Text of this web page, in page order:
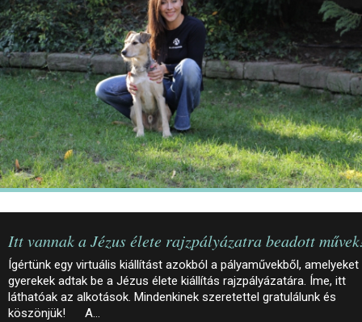
KÖZÉRDEKŰ ADATOK
Itt vannak a Jézus élete rajzpályázatra beadott
Ígértünk egy virtuális kiállítást azokból a pályaművekből, amelyeket
gyerekek adtak be a Jézus élete kiállítás rajzpályázatára. Íme, itt
láthatóak az alkotások. Mindenkinek szeretettel gratulálunk és
köszönjük! A…